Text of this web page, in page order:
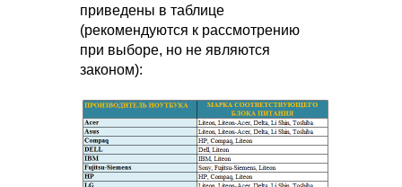
приведены в таблице
(рекомендуются к рассмотрению
при выборе, но не являются
законом):